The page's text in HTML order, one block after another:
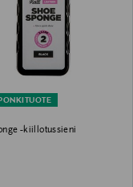
-kiillotussieni